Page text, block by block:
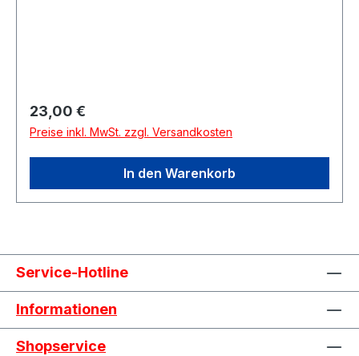
Regulärer Preis:
23,00 €
Preise inkl. MwSt. zzgl. Versandkosten
In den Warenkorb
Service-Hotline
Informationen
Shopservice